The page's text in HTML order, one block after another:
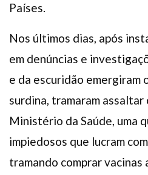
Países.
Nos últimos dias, após
em denúncias e
e da escuridão emergiram
surdina, tramaram
Ministério da Saúde, uma
impiedosos que lucram
tramando comprar vacinas